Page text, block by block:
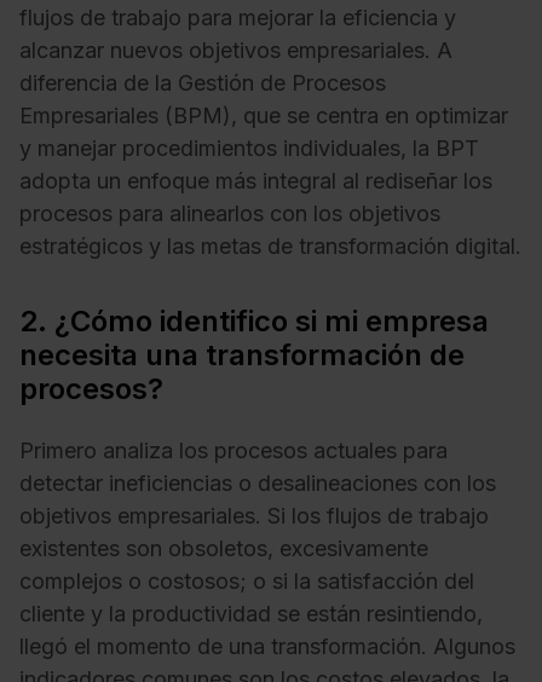
flujos de trabajo para mejorar la eficiencia y
alcanzar nuevos objetivos empresariales. A
diferencia de la Gestión de Procesos
Empresariales (BPM), que se centra en optimizar
y manejar procedimientos individuales, la BPT
adopta un enfoque más integral al rediseñar los
procesos para alinearlos con los objetivos
estratégicos y las metas de transformación digital.
2. ¿Cómo identifico si mi empresa
necesita una transformación de
procesos?
Primero analiza los procesos actuales para
detectar ineficiencias o desalineaciones con los
objetivos empresariales. Si los flujos de trabajo
existentes son obsoletos, excesivamente
complejos o costosos; o si la satisfacción del
cliente y la productividad se están resintiendo,
llegó el momento de una transformación. Algunos